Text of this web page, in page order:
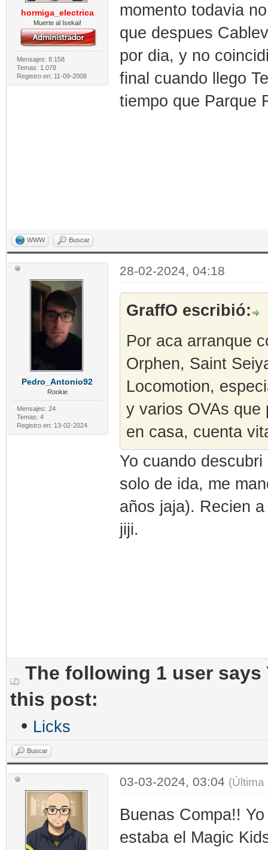
hormiga_electrica
Muerte al Isekai!
Mensajes: 8.158
Temas: 1.078
Registro en: 11-09-2008
momento todavia
que despues
por dia, y no
final cuando llego
tiempo que Parque
WWW Buscar
Pedro_Antonio92
Rookie
Mensajes: 24
Temas: 4
Registro en: 13-02-2024
28-02-2024, 04:18
GraffO escribió:
Por aca arranque
Orphen, Saint
Locomotion,
y varios OVAs
en casa, cuenta
Yo cuando
solo de ida, me
años jaja). Recien
jiji.
The following 1 user
this post:
• Licks
Buscar
03-03-2024, 03:04
Buenas Compa!!
estaba el Magic